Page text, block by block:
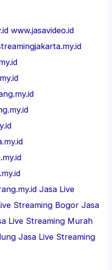
www.jasavideo.id
Jasa Live
Streaming Bogor Jasa
Live Streaming Murah
Jasa Live Streaming